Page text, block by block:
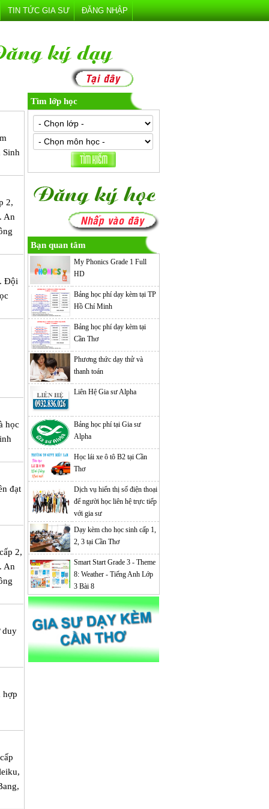
TIN TỨC GIA SƯ ĐĂNG NHẬP
Sinh
2,
An
Đội
học
đạt
2,
An
duy
hợp
Tìm lớp học
Bạn quan tâm
My Phonics Grade 1 Full
HD
Bảng học phí dạy kèm tại TP
Hồ Chí Minh
Bảng học phí dạy kèm tại
Cần Thơ
Phương thức dạy thử và
thanh toán
Liên Hệ Gia sư Alpha
Bảng học phí tại Gia sư
Alpha
Học lái xe ô tô B2 tại Cần
Thơ
Dịch vụ hiển thị số điện thoại
để người học liên hệ trực tiếp
với gia sư
Dạy kèm cho học sinh cấp 1,
2, 3 tại Cần Thơ
Smart Start Grade 3 - Theme
8: Weather - Tiếng Anh Lớp
3 Bài 8